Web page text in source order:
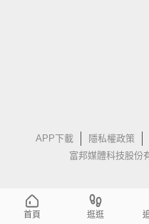
APP下載 隱私權政策
富邦媒體科技股份
首頁 逛逛